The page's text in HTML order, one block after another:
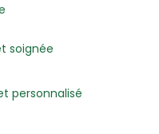
soignée
personnalisé